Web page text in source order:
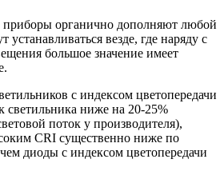
приборы органично дополняют любой
устанавливаться везде, где наряду с
большое значение имеет
с индексом цветопередачи
светильника ниже на 20-25%
поток у производителя),
CRI существенно ниже по
диоды с индексом цветопередачи